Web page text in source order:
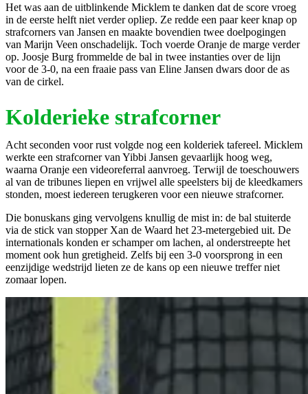
Het was aan de uitblinkende Micklem te danken dat de score vroeg
in de eerste helft niet verder opliep. Ze redde een paar keer knap op
strafcorners van Jansen en maakte bovendien twee doelpogingen
van Marijn Veen onschadelijk. Toch voerde Oranje de marge verder
op. Joosje Burg frommelde de bal in twee instanties over de lijn
voor de 3-0, na een fraaie pass van Eline Jansen dwars door de as
van de cirkel.
Kolderieke strafcorner
Acht seconden voor rust volgde nog een kolderiek tafereel. Micklem
werkte een strafcorner van Yibbi Jansen gevaarlijk hoog weg,
waarna Oranje een videoreferral aanvroeg. Terwijl de toeschouwers
al van de tribunes liepen en vrijwel alle speelsters bij de kleedkamers
stonden, moest iedereen terugkeren voor een nieuwe strafcorner.
Die bonuskans ging vervolgens knullig de mist in: de bal stuiterde
via de stick van stopper Xan de Waard het 23-metergebied uit. De
internationals konden er schamper om lachen, al onderstreepte het
moment ook hun gretigheid. Zelfs bij een 3-0 voorsprong in een
eenzijdige wedstrijd lieten ze de kans op een nieuwe treffer niet
zomaar lopen.